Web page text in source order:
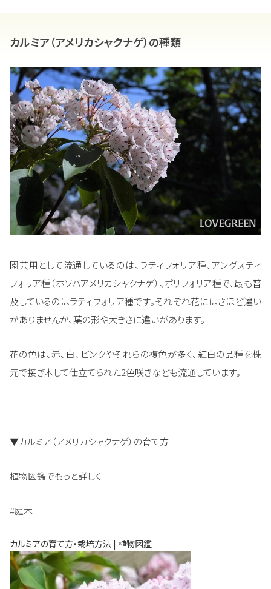
カルミア（アメリカシャクナゲ）の種類
園芸用として流通しているのは、ラティフォリア種、アングスティ
フォリア種（ホソバアメリカシャクナゲ）、ポリフォリア種で、最も普
及しているのはラティフォリア種です。それぞれ花にはさほど違い
がありませんが、葉の形や大きさに違いがあります。
花の色は、赤、白、ピンクやそれらの複色が多く、紅白の品種を株
元で接ぎ木して仕立てられた2色咲きなども流通しています。
▼カルミア（アメリカシャクナゲ）の育て方
植物図鑑でもっと詳しく
#庭木
カルミアの育て方・栽培方法 | 植物図鑑